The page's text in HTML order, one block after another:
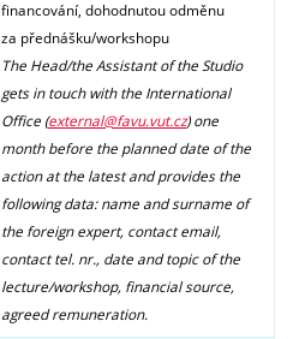
financování, dohodnutou odměnu
za přednášku/workshopu
The Head/the Assistant of the Studio
gets in touch with the International
Office (external@favu.vut.cz)one
month before the planned date of the
action at the latest and provides the
following data: name and surname of
the foreign expert, contact email,
contact tel. nr., date and topic of the
lecture/workshop, financial source,
agreed remuneration.